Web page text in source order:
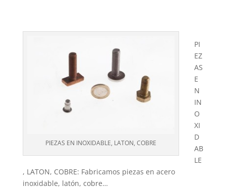
PIEZAS EN INOXIDABLE, LATON, COBRE
PI
EZ
AS
E
N
IN
O
XI
D
AB
LE
, LATON, COBRE: Fabricamos piezas en acero
inoxidable, latón, cobre…